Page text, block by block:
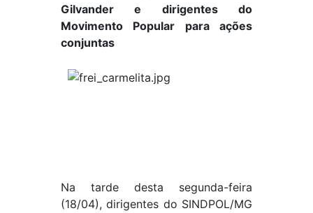
Gilvander e dirigentes do
Movimento Popular para ações
conjuntas
Na tarde desta segunda-feira
(18/04), dirigentes do SINDPOL/MG